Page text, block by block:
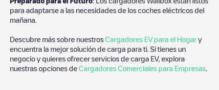
para adaptarse a las necesidades de los coches eléctricos del
mañana.
Descubre más sobre nuestros Cargadores EV para el Hogary
encuentra la mejor solución de carga para ti. Si tienes un
negocio y quieres ofrecer servicios de carga EV, explora
nuestras opciones de Cargadores Comerciales para Empresas